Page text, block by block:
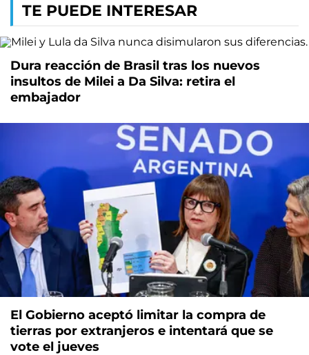
TE PUEDE INTERESAR
Dura reacción de Brasil tras los nuevos
insultos de Milei a Da Silva: retira el
embajador
El Gobierno aceptó limitar la compra de
tierras por extranjeros e intentará que se
vote el jueves